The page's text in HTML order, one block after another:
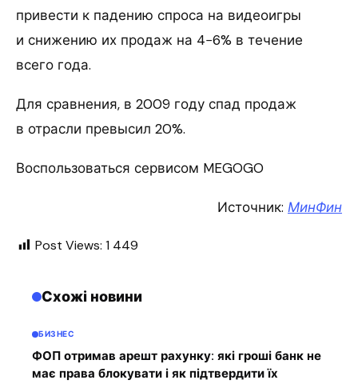
привести к падению спроса на видеоигры
и снижению их продаж на 4−6% в течение
всего года.
Для сравнения, в 2009 году спад продаж
в отрасли превысил 20%.
Воспользоваться сервисом MEGOGO
Источник: МинФин
Post Views: 1 449
Схожі новини
БИЗНЕС
ФОП отримав арешт рахунку: які гроші банк не
має права блокувати і як підтвердити їх